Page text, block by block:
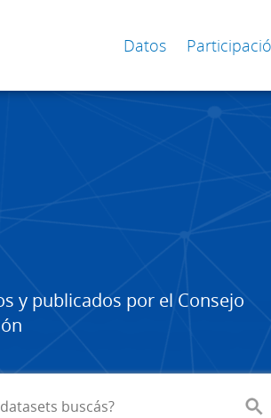
Datos
y publicados por el Consejo